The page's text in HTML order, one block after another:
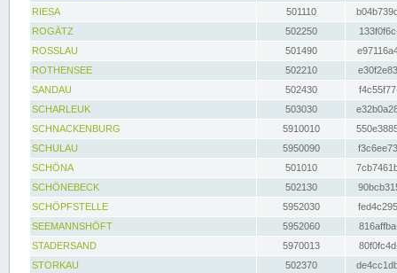
RIESA
501110
ROGÄTZ
502250
ROSSLAU
501490
ROTHENSEE
502210
SANDAU
502430
SCHARLEUK
503030
SCHNACKENBURG
5910010
SCHULAU
5950090
SCHÖNA
501010
SCHÖNEBECK
502130
SCHÖPFSTELLE
5952030
SEEMANNSHÖFT
5952060
STADERSAND
5970013
STORKAU
502370